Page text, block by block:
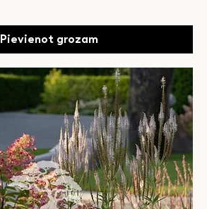
Pievienot grozam